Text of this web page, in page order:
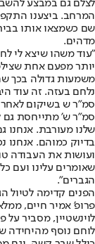
לצלם גם במבצע
המרחב. ביצענו התקפה
שם כשמצאו אותו
מדהים.
"עוד משהו שיצא לי
יותר מפעם אחת
משמעות גדולה בכך
נלחם בעזה. זה עוד
סמ"ר ש בשיקום
סמ"ר ש' מתייחסת גם
שלנו מעורבת. אנחנו
בדיוק כמוהם. אנחנו
ועושות את העבודה
שאומרים עלינו ועם
הגברים".
הפנים קדימה לטיול
פרופ' אמיר חיים,
לוינשטיין, מסביר
לוחם נוסף מהיחידה